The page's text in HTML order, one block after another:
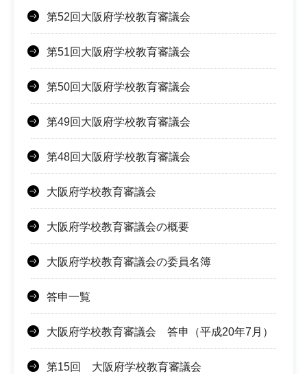
第52回大阪府学校教育審議会
第51回大阪府学校教育審議会
第50回大阪府学校教育審議会
第49回大阪府学校教育審議会
第48回大阪府学校教育審議会
大阪府学校教育審議会
大阪府学校教育審議会の概要
大阪府学校教育審議会の委員名簿
答申一覧
大阪府学校教育審議会 答申（平成20年7月）
第15回 大阪府学校教育審議会